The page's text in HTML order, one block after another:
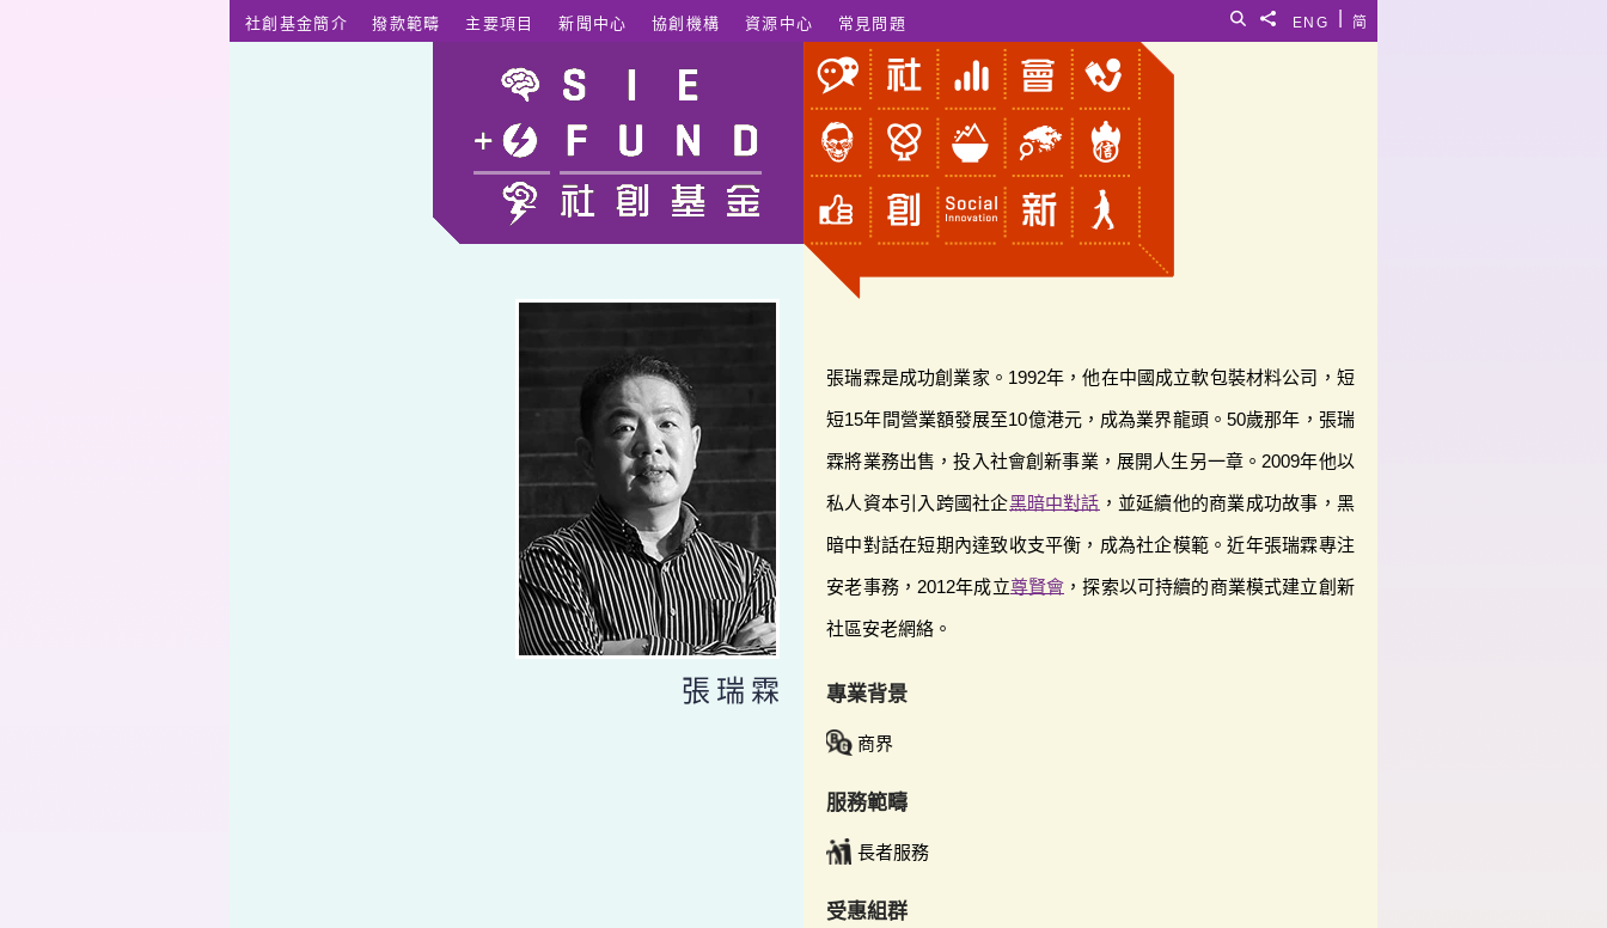
简
ENG
分享給
搜尋
社創基金簡介 撥款範疇 主要項目 新聞中心 協創機構 資源中心 常見問題
張瑞霖
張瑞霖是成功創業家。1992年，他在中國成立軟包裝材料公司，短
短15年間營業額發展至10億港元，成為業界龍頭。50歲那年，張瑞
霖將業務出售，投入社會創新事業，展開人生另一章。2009年他以
私人資本引入跨國社企黑暗中對話 ，並延續他的商業成功故事，黑
暗中對話在短期內達致收支平衡，成為社企模範。近年張瑞霖專注
安老事務，2012年成立尊賢會 ，探索以可持續的商業模式建立創新
社區安老網絡。
專業背景
商界
服務範疇
長者服務
受惠組群